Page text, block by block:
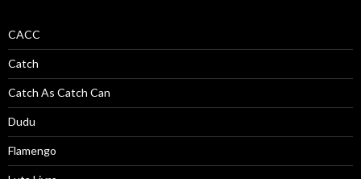
CACC
Catch
Catch As Catch Can
Dudu
Flamengo